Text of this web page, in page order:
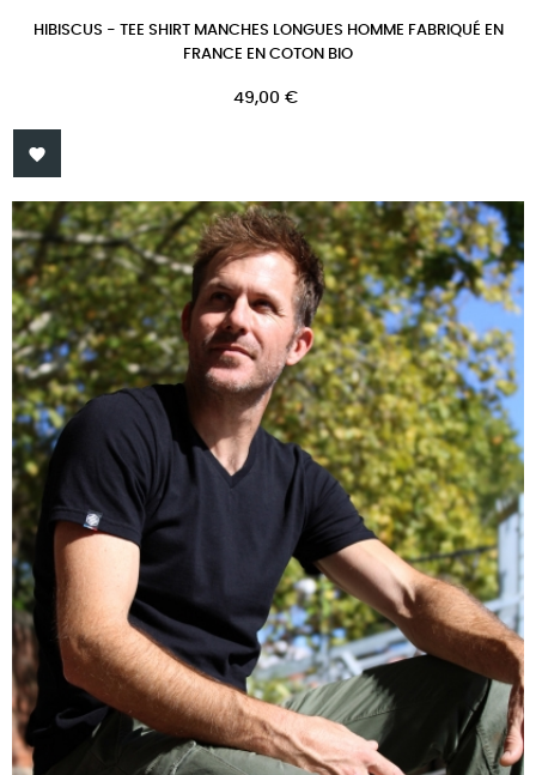
HIBISCUS - TEE SHIRT MANCHES LONGUES HOMME FABRIQUÉ EN
FRANCE EN COTON BIO
Prix
49,00 €
